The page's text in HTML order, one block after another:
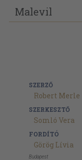
Malevil
SZERZŐ
Robert Merle
SZERKESZTŐ
Somló Vera
FORDÍTÓ
Görög Lívia
Budapest